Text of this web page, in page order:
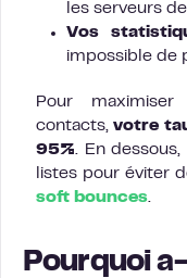
les serveurs
Vos
impossible de
Pour
contacts,votre
95%. En
listes pour éviter
soft bounces.
Pourquoi